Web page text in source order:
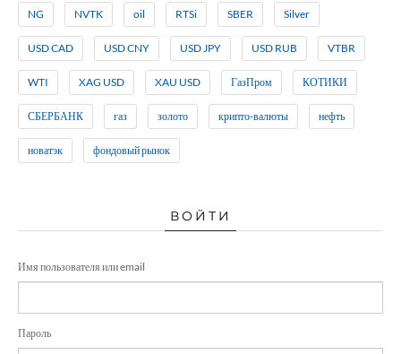
NG NVTK oil RTSi SBER Silver
USD CAD USD CNY USD JPY USD RUB VTBR
WTI XAG USD XAU USD ГазПром КОТИКИ
СБЕРБАНК газ золото крипто-валюты нефть
новатэк фондовый рынок
ВОЙТИ
Имя пользователя или email
Пароль